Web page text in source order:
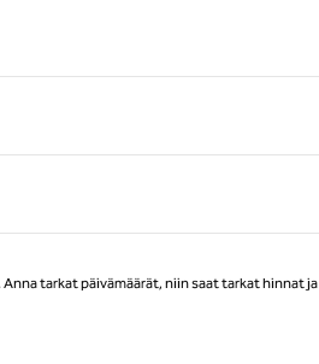
tarkat päivämäärät, niin saat tarkat hinnat ja